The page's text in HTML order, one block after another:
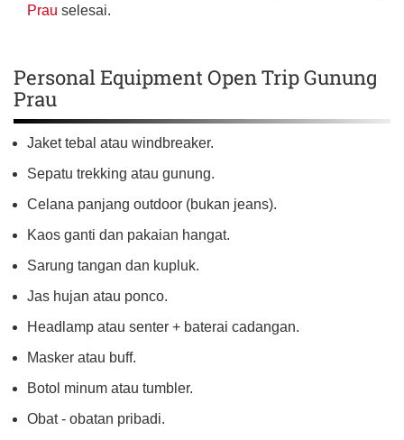
Prau selesai.
Personal Equipment Open Trip Gunung
Prau
Jaket tebal atau windbreaker.
Sepatu trekking atau gunung.
Celana panjang outdoor (bukan jeans).
Kaos ganti dan pakaian hangat.
Sarung tangan dan kupluk.
Jas hujan atau ponco.
Headlamp atau senter + baterai cadangan.
Masker atau buff.
Botol minum atau tumbler.
Obat - obatan pribadi.